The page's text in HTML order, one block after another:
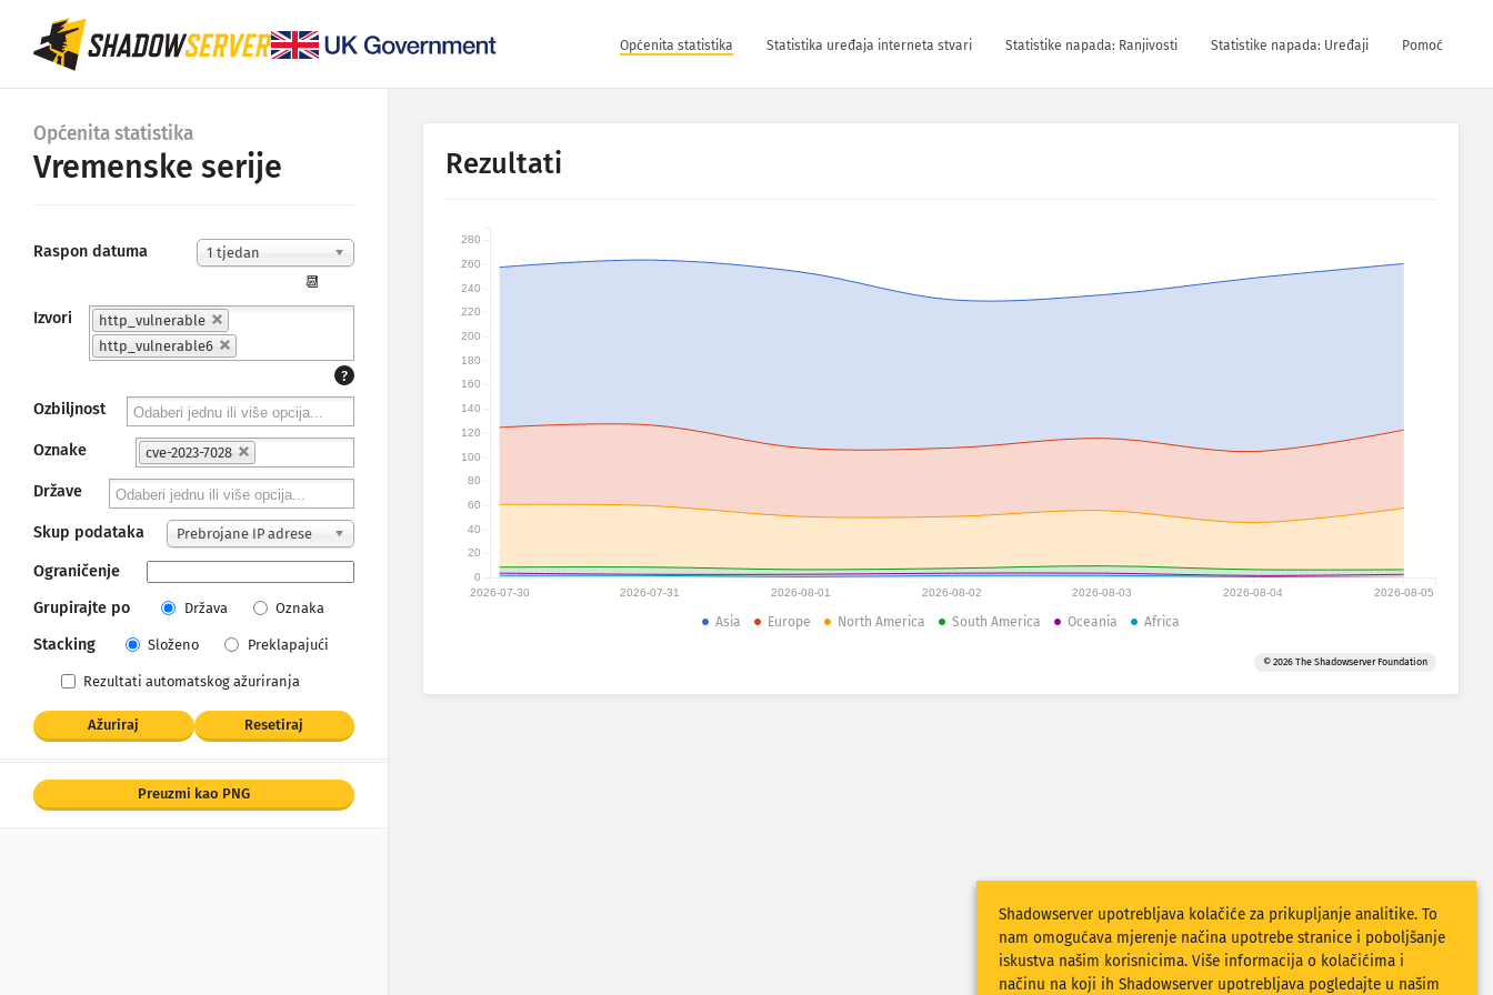
Općenita statistika Statistika uređaja interneta stvari Statistike napada: Ranjivosti Statistike napada: Uređaji Pomoć
Općenita statistika
Vremenske serije
Raspon datuma 1 tjedan
📆
Izvori
http_vulnerable
http_vulnerable6
?
Ozbiljnost
Oznake cve-2023-7028
Države
Skup podataka Prebrojane IP adrese
Ograničenje
Grupirajte po
Država Oznaka
Stacking Složeno Preklapajući
Rezultati automatskog ažuriranja
Ažuriraj Resetiraj
Preuzmi kao PNG
Rezultati
2026-07-30 2026-07-31 2026-08-01 2026-08-02 2026-08-03 2026-08-04 2026-08-05
0
20
40
60
80
100
120
140
160
180
200
220
240
260
280
Asia Europe North America South America Oceania Africa
© 2026 The Shadowserver Foundation
Shadowserver upotrebljava kolačiće za prikupljanje analitike. To
nam omogućava mjerenje načina upotrebe stranice i poboljšanje
iskustva našim korisnicima. Više informacija o kolačićima i
načinu na koji ih Shadowserver upotrebljava pogledajte u našim